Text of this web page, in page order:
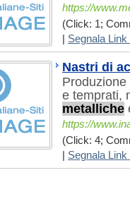
https://
(Click: 1;
Segnala
Nastri di
e temprati,
metalliche
https://
(Click: 4;
Segnala